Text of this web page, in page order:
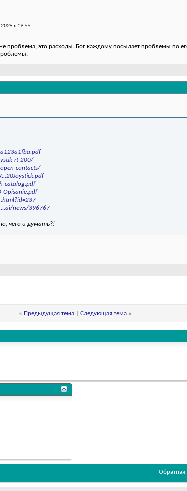
в 19:55.
проблема, это расходы. Бог каждому посылает проблемы по
rt-200/
contacts/
catalog.pdf
Opisanie.pdf
news/396767
чего и думать?!
« Предыдущая тема Следующая тема »
Обратная